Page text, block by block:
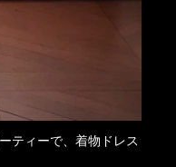
ティーで、着物ドレス